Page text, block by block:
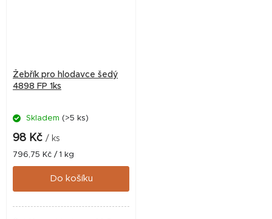
Žebřík pro hlodavce šedý
4898 FP 1ks
Skladem (>5 ks)
98 Kč / ks
Měrná
cena:
796,75 Kč / 1 kg
Do košíku